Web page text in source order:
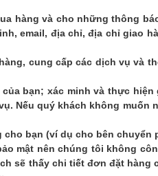
hàng và cho những thông
email, địa chỉ, địa chỉ giao
cung cấp các dịch vụ và
bạn; xác minh và thực
Nếu quý khách không
bạn (ví dụ cho bên chuyển
mật nên chúng tôi không
sẽ thấy chi tiết đơn đặt